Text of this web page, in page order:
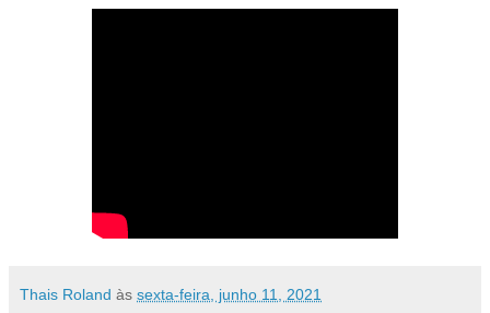
Thais Roland às sexta-feira, junho 11, 2021